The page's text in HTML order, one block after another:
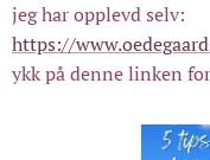
jeg har opplevd selv:
https://
ykk på denne linken